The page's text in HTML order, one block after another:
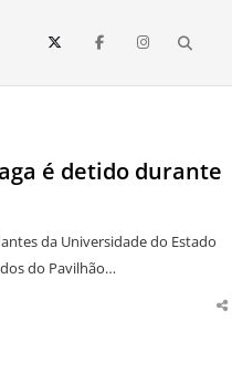
de Roraima
completo sobre política,
informado com
é detido durante
da Universidade do Estado
do Pavilhão…